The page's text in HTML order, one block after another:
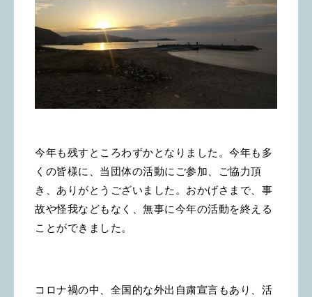
今年も残すところわずかとなりました。今年も多
くの皆様に、当団体の活動にご参加、ご協力頂
き、ありがとうございました。おかげさまで、事
故や怪我などもなく、無事に今年の活動を終える
ことができました。
コロナ禍の中、全国的な外出自粛宣言もあり、活